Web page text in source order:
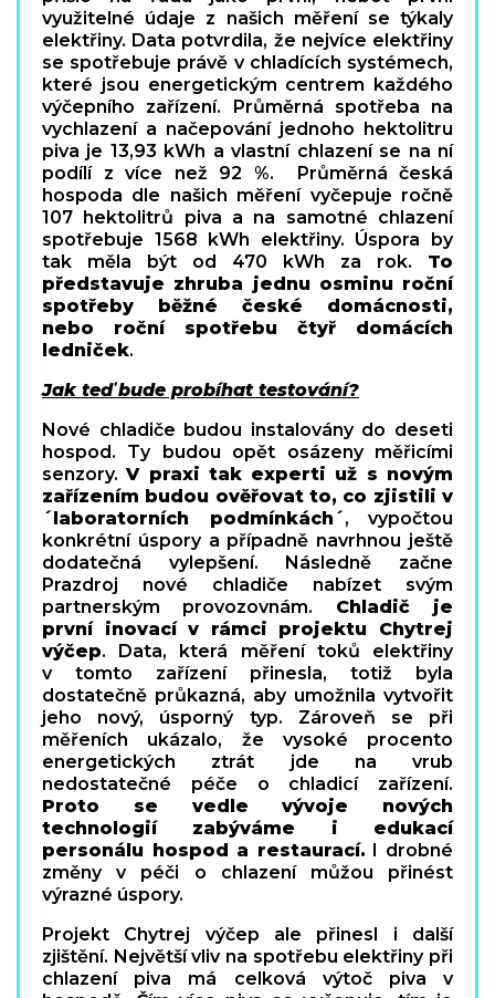
využitelné údaje z našich měření se týkaly
elektřiny. Data potvrdila, že nejvíce elektřiny
se spotřebuje právě v chladících systémech,
které jsou energetickým centrem každého
výčepního zařízení. Průměrná spotřeba na
vychlazení a načepování jednoho hektolitru
piva je 13,93 kWh a vlastní chlazení se na ní
podílí z více než 92 %. Průměrná česká
hospoda dle našich měření vyčepuje ročně
107 hektolitrů piva a na samotné chlazení
spotřebuje 1568 kWh elektřiny. Úspora by
tak měla být od 470 kWh za rok. To
představuje zhruba jednu osminu roční
spotřeby běžné české domácnosti,
nebo roční spotřebu čtyř domácích
ledniček.
Jak teď bude probíhat testování?
Nové chladiče budou instalovány do deseti
hospod. Ty budou opět osázeny měřicími
senzory.V praxi tak experti už s novým
zařízením budou ověřovat to, co zjistili v
´laboratorních podmínkách´, vypočtou
konkrétní úspory a případně navrhnou ještě
dodatečná vylepšení. Následně začne
Prazdroj nové chladiče nabízet svým
partnerským provozovnám. Chladič je
první inovací v rámci projektu Chytrej
výčep. Data, která měření toků elektřiny
v tomto zařízení přinesla, totiž byla
dostatečně průkazná, aby umožnila vytvořit
jeho nový, úsporný typ. Zároveň se při
měřeních ukázalo, že vysoké procento
energetických ztrát jde na vrub
nedostatečné péče o chladicí zařízení.
Proto se vedle vývoje nových
technologií zabýváme i edukací
personálu hospod a restaurací. I drobné
změny v péči o chlazení můžou přinést
výrazné úspory.
Projekt Chytrej výčep ale přinesl i další
zjištění. Největší vliv na spotřebu elektřiny při
chlazení piva má celková výtoč piva v